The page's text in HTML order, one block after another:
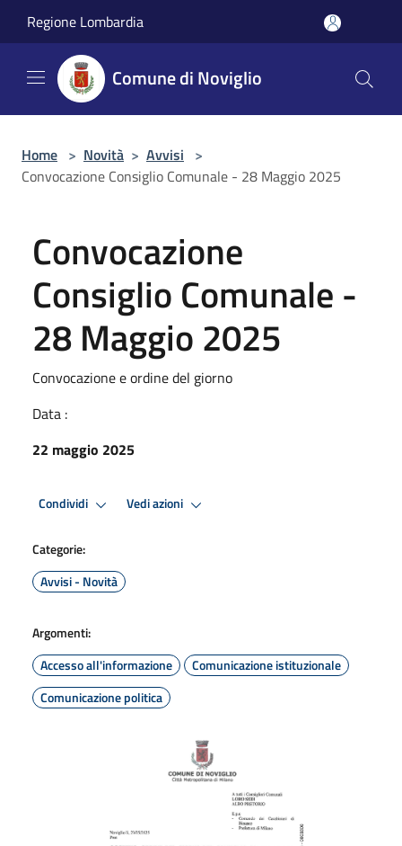
Regione Lombardia
Comune di Noviglio
Home > Novità > Avvisi >
Convocazione Consiglio Comunale - 28 Maggio 2025
Convocazione
Consiglio Comunale -
28 Maggio 2025
Convocazione e ordine del giorno
Data :
22 maggio 2025
Condividi Vedi azioni
Categorie:
Avvisi - Novità
Argomenti:
Accesso all'informazione
Comunicazione istituzionale
Comunicazione politica